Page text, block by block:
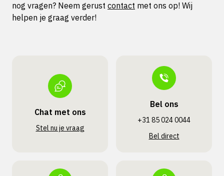
nog vragen? Neem gerust contact met ons op! Wij
helpen je graag verder!
Chat met ons
Stel nu je vraag
Bel ons
+31 85 024 0044
Bel direct